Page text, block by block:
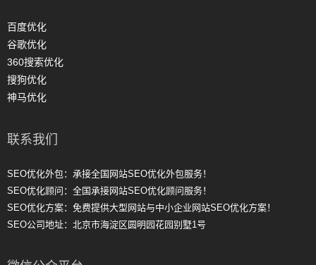
百度优化
谷歌优化
360搜索优化
搜狗优化
神马优化
联系我们
SEO优化外包：承接全国网站SEO优化外包服务！
SEO优化顾问：全国承接网站SEO优化顾问服务！
SEO优化方案：免费提供大型网站与中小企业网站SEO优化方案！
SEO公司地址：北京市海淀区圆明园花园别墅1号